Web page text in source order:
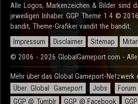
Alle Logos, Markenzeichen & Bilder sind
jeweiligen Inhaber. GGP Theme 1.4 ©
bandit, Theme-Grafiker vandit the bandit.
Impressum
Disclaimer Sitemap
© 2006 - 2026 GlobalGameport.com - Alle
Mehr über das Global Gameport-Netzwerk
Über Global Gameport
Jobs Forum
GGP @ Tumblr
GGP @ Facebook